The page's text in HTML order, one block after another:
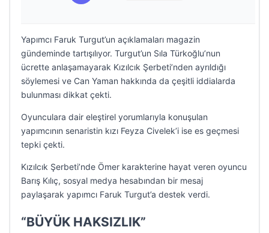
Yapımcı Faruk Turgut’un açıklamaları magazin
gündeminde tartışılıyor. Turgut’un Sıla Türkoğlu’nun
ücrette anlaşamayarak Kızılcık Şerbeti’nden ayrıldığı
söylemesi ve Can Yaman hakkında da çeşitli iddialarda
bulunması dikkat çekti.
Oyunculara dair eleştirel yorumlarıyla konuşulan
yapımcının senaristin kızı Feyza Civelek’i ise es geçmesi
tepki çekti.
Kızılcık Şerbeti’nde Ömer karakterine hayat veren oyuncu
Barış Kılıç, sosyal medya hesabından bir mesaj
paylaşarak yapımcı Faruk Turgut’a destek verdi.
“BÜYÜK HAKSIZLIK”